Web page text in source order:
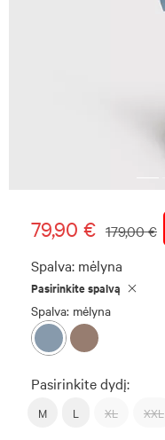
79,90 € 179,00 €
Spalva: mėlyna
Pasirinkite spalvą
Spalva: mėlyna
Pasirinkite dydį:
M L XL XXL